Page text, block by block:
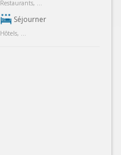
Restaurants, ...
Séjourner
Hôtels, ...